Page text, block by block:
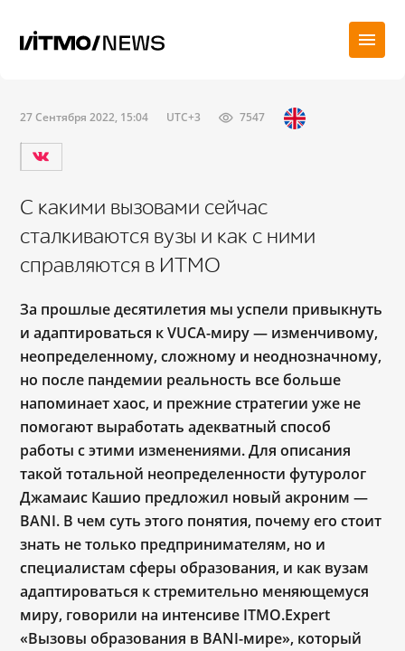
27 Сентября 2022, 15:04 UTC+3 7547
С какими вызовами сейчас
сталкиваются вузы и как с ними
справляются в ИТМО
За прошлые десятилетия мы успели привыкнуть
и адаптироваться к VUCA-миру ― изменчивому,
неопределенному, сложному и неоднозначному,
но после пандемии реальность все больше
напоминает хаос, и прежние стратегии уже не
помогают выработать адекватный способ
работы с этими изменениями. Для описания
такой тотальной неопределенности футуролог
Джамаис Кашио предложил новый акроним —
BANI. В чем суть этого понятия, почему его стоит
знать не только предпринимателям, но и
специалистам сферы образования, и как вузам
адаптироваться к стремительно меняющемуся
миру, говорили на интенсиве ITMO.Expert
«Вызовы образования в BANI-мире», который